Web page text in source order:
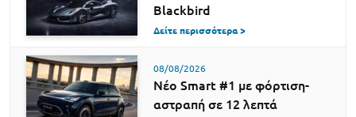
Blackbird
Δείτε περισσότερα >
08/08/2026
Νέο Smart #1 με φόρτιση-
αστραπή σε 12 λεπτά